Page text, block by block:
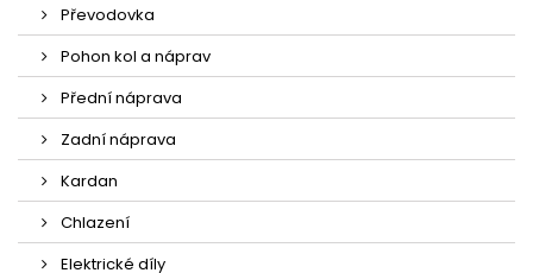
Převodovka
Pohon kol a náprav
Přední náprava
Zadní náprava
Kardan
Chlazení
Elektrické díly